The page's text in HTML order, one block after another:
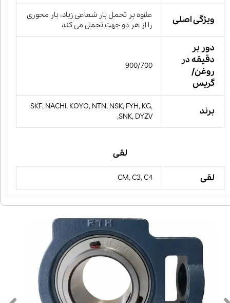
ویژگی اصلی
علاوه بر تحمل بار شعاعی زیاد، بار محوری
را از هر دو جهت تحمل می کند
دور بر
دقیقه در
روغن/
گریس
900/700
برند
SKF, NACHI, KOYO, NTN, NSK, FYH, KG,
SNK, DYZV,
لقی
لقی CM, C3, C4